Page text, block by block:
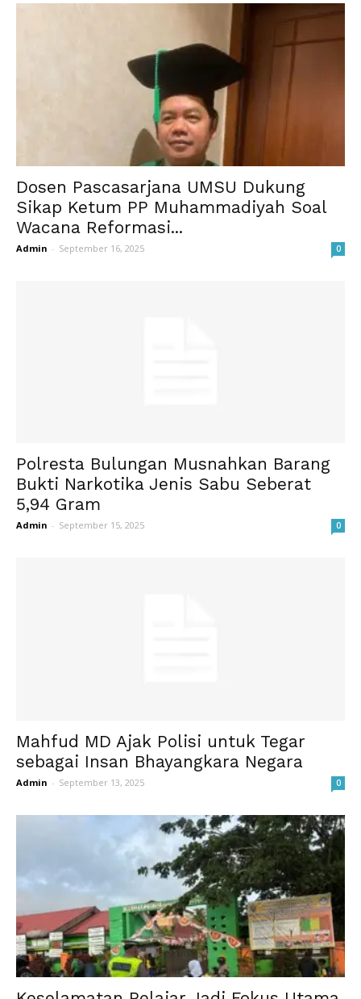
Dosen Pascasarjana UMSU Dukung
Sikap Ketum PP Muhammadiyah Soal
Wacana Reformasi...
Admin - September 16, 2025 0
Polresta Bulungan Musnahkan Barang
Bukti Narkotika Jenis Sabu Seberat
5,94 Gram
Admin - September 15, 2025 0
Mahfud MD Ajak Polisi untuk Tegar
sebagai Insan Bhayangkara Negara
Admin - September 13, 2025 0